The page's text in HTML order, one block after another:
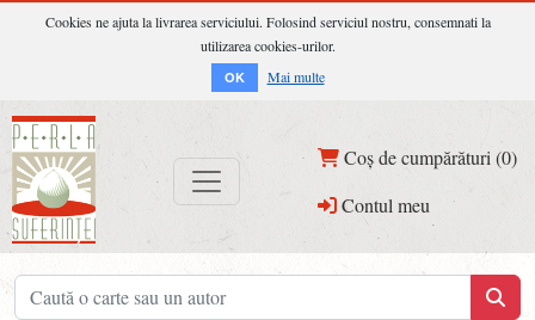
Cookies ne ajuta la livrarea serviciului. Folosind serviciul nostru, consemnati la
utilizarea cookies-urilor.
OK Mai multe
Coș de cumpărături (0)
Contul meu